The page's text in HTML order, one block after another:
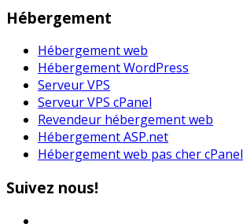
Hébergement
Hébergement web
Hébergement WordPress
Serveur VPS
Serveur VPS cPanel
Revendeur hébergement web
Hébergement ASP.net
Hébergement web pas cher cPanel
Suivez nous!